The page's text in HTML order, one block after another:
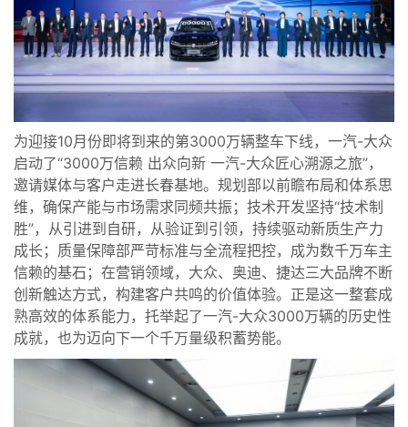
为迎接10月份即将到来的第3000万辆整车下线，一汽-大众
启动了“3000万信赖 出众向新 一汽-大众匠心溯源之旅”，
邀请媒体与客户走进长春基地。规划部以前瞻布局和体系思
维，确保产能与市场需求同频共振；技术开发坚持“技术制
胜”，从引进到自研，从验证到引领，持续驱动新质生产力
成长；质量保障部严苛标准与全流程把控，成为数千万车主
信赖的基石；在营销领域，大众、奥迪、捷达三大品牌不断
创新触达方式，构建客户共鸣的价值体验。正是这一整套成
熟高效的体系能力，托举起了一汽-大众3000万辆的历史性
成就，也为迈向下一个千万量级积蓄势能。